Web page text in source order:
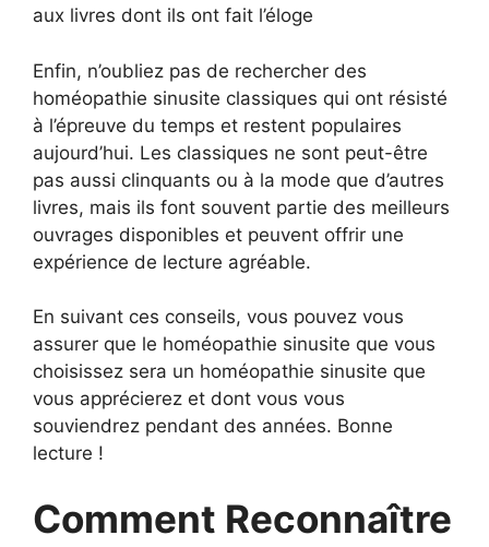
aux livres dont ils ont fait l’éloge
Enfin, n’oubliez pas de rechercher des
homéopathie sinusite classiques qui ont résisté
à l’épreuve du temps et restent populaires
aujourd’hui. Les classiques ne sont peut-être
pas aussi clinquants ou à la mode que d’autres
livres, mais ils font souvent partie des meilleurs
ouvrages disponibles et peuvent offrir une
expérience de lecture agréable.
En suivant ces conseils, vous pouvez vous
assurer que le homéopathie sinusite que vous
choisissez sera un homéopathie sinusite que
vous apprécierez et dont vous vous
souviendrez pendant des années. Bonne
lecture !
Comment Reconnaître